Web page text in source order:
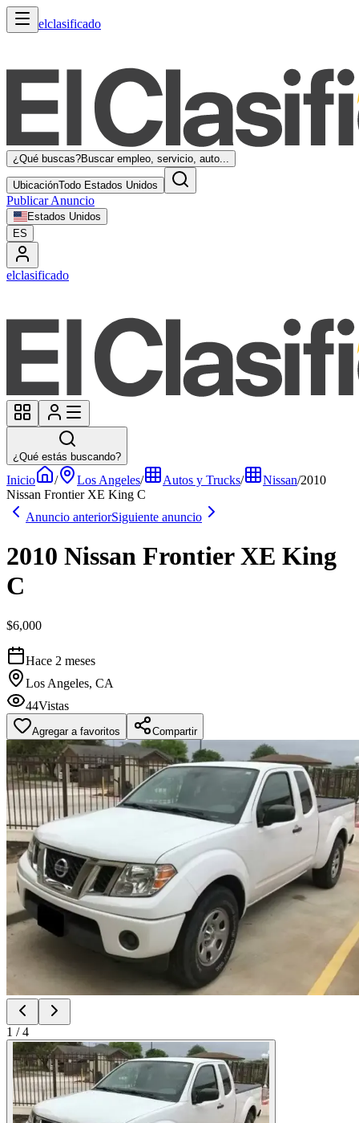
elclasificado
¿Qué buscas?Buscar empleo, servicio, auto...
UbicaciónTodo Estados Unidos
Publicar Anuncio
Estados Unidos
ES
elclasificado
¿Qué estás buscando?
Inicio / Los Angeles/ Autos y Trucks/ Nissan/2010
Nissan Frontier XE King C
Anuncio anteriorSiguiente anuncio
2010 Nissan Frontier XE King
C
$6,000
Hace 2 meses
Los Angeles, CA
44Vistas
Agregar a favoritos Compartir
1 /4